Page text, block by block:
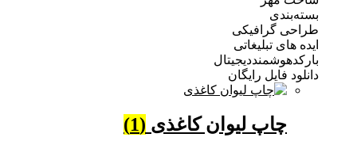
گرافیکی
تبلیغاتی
فایل رایگان
چاپ لیوان کاغذی(1)